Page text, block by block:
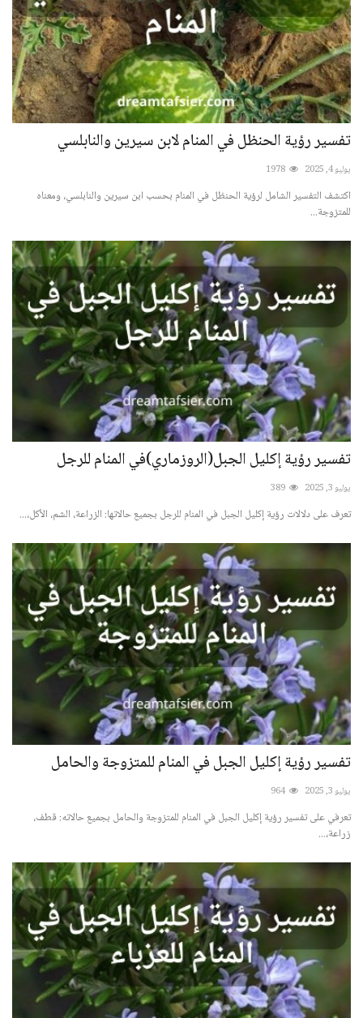
تفسير رؤية الحنظل في المنام لابن سيرين والنابلسي
يوليو 4, 2025 1978
اكتشف التفسير الشامل لرؤية الحنظل في المنام بحسب ابن سيرين والنابلسي، ومعناه
للمتزوجة...
تفسير رؤية إكليل الجبل(الروزماري)في المنام للرجل
يوليو 3, 2025 389
تعرف على دلالات رؤية إكليل الجبل في المنام للرجل بجميع حالاتها: الزراعة، الشم، الأكل،...
تفسير رؤية إكليل الجبل في المنام للمتزوجة والحامل
يوليو 3, 2025 964
تعرفي على تفسير رؤية إكليل الجبل في المنام للمتزوجة والحامل بجميع حالاته: قطف،
زراعة،...